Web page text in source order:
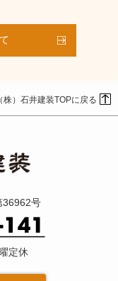
）石井建装TOPに戻る
36962号
定休